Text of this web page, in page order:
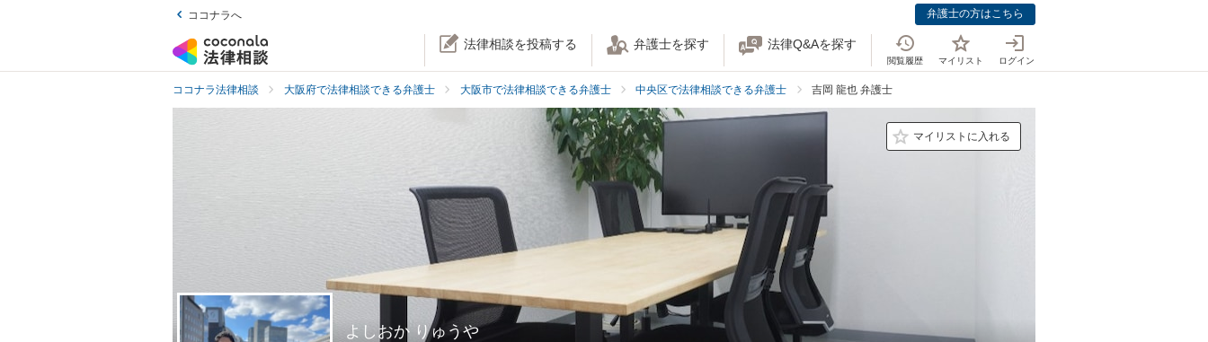
ココナラへ 弁護士の方はこちら
法律相談を投稿する 弁護士を探す 法律Q&Aを探す
閲覧履歴 マイリスト ログイン
ココナラ法律相談 大阪府で法律相談できる弁護士 大阪市で法律相談できる弁護士 中央区で法律相談できる弁護士 吉岡 龍也 弁護士
マイリストに入れる
よしおか りゅうや